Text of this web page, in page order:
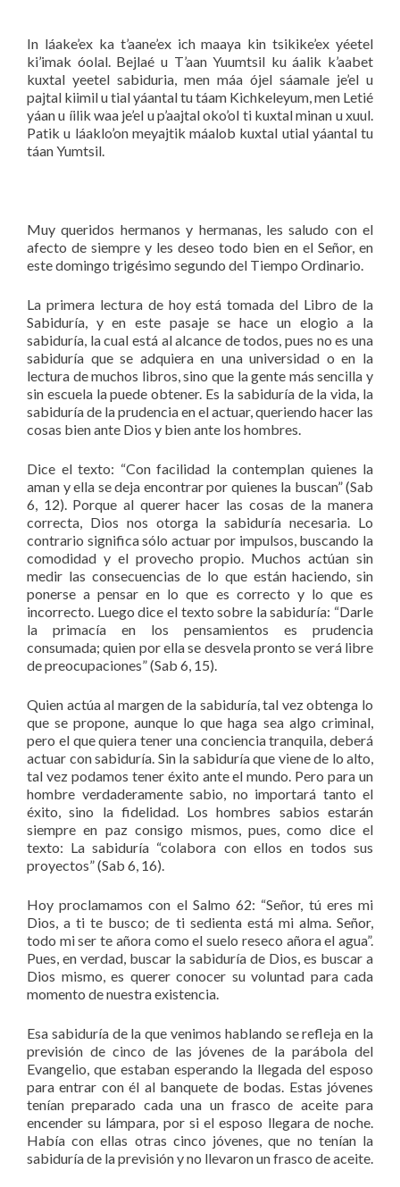
In láake’ex ka t’aane’ex ich maaya kin tsikike’ex yéetel
ki’imak óolal. Bejlaé u T’aan Yuumtsil ku áalik k’aabet
kuxtal yeetel sabiduria, men máa ójel sáamale je’el u
pajtal kiimil u tial yáantal tu táam Kichkeleyum, men Letié
yáan u íilik waa je’el u p’aajtal oko’ol ti kuxtal minan u xuul.
Patik u láaklo’on meyajtik máalob kuxtal utial yáantal tu
táan Yumtsil.
Muy queridos hermanos y hermanas, les saludo con el
afecto de siempre y les deseo todo bien en el Señor, en
este domingo trigésimo segundo del Tiempo Ordinario.
La primera lectura de hoy está tomada del Libro de la
Sabiduría, y en este pasaje se hace un elogio a la
sabiduría, la cual está al alcance de todos, pues no es una
sabiduría que se adquiera en una universidad o en la
lectura de muchos libros, sino que la gente más sencilla y
sin escuela la puede obtener. Es la sabiduría de la vida, la
sabiduría de la prudencia en el actuar, queriendo hacer las
cosas bien ante Dios y bien ante los hombres.
Dice el texto: “Con facilidad la contemplan quienes la
aman y ella se deja encontrar por quienes la buscan” (Sab
6, 12). Porque al querer hacer las cosas de la manera
correcta, Dios nos otorga la sabiduría necesaria. Lo
contrario significa sólo actuar por impulsos, buscando la
comodidad y el provecho propio. Muchos actúan sin
medir las consecuencias de lo que están haciendo, sin
ponerse a pensar en lo que es correcto y lo que es
incorrecto. Luego dice el texto sobre la sabiduría: “Darle
la primacía en los pensamientos es prudencia
consumada; quien por ella se desvela pronto se verá libre
de preocupaciones” (Sab 6, 15).
Quien actúa al margen de la sabiduría, tal vez obtenga lo
que se propone, aunque lo que haga sea algo criminal,
pero el que quiera tener una conciencia tranquila, deberá
actuar con sabiduría. Sin la sabiduría que viene de lo alto,
tal vez podamos tener éxito ante el mundo. Pero para un
hombre verdaderamente sabio, no importará tanto el
éxito, sino la fidelidad. Los hombres sabios estarán
siempre en paz consigo mismos, pues, como dice el
texto: La sabiduría “colabora con ellos en todos sus
proyectos” (Sab 6, 16).
Hoy proclamamos con el Salmo 62: “Señor, tú eres mi
Dios, a ti te busco; de ti sedienta está mi alma. Señor,
todo mi ser te añora como el suelo reseco añora el agua”.
Pues, en verdad, buscar la sabiduría de Dios, es buscar a
Dios mismo, es querer conocer su voluntad para cada
momento de nuestra existencia.
Esa sabiduría de la que venimos hablando se refleja en la
previsión de cinco de las jóvenes de la parábola del
Evangelio, que estaban esperando la llegada del esposo
para entrar con él al banquete de bodas. Estas jóvenes
tenían preparado cada una un frasco de aceite para
encender su lámpara, por si el esposo llegara de noche.
Había con ellas otras cinco jóvenes, que no tenían la
sabiduría de la previsión y no llevaron un frasco de aceite.